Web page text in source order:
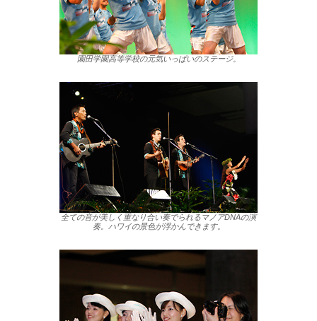
園田学園高等学校の元気いっぱいのステージ。
全ての音が美しく重なり合い奏でられるマノアDNAの演
奏。ハワイの景色が浮かんできます。